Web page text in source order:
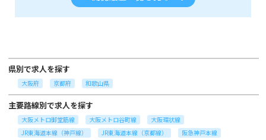
県別で求人を探す
大阪府 京都府 和歌山県
主要路線別で求人を探す
大阪メトロ御堂筋線 大阪メトロ谷町線
大阪環状線
JR東海道本線（神戸線）
JR東海道本線（京都線）
阪急神戸本線